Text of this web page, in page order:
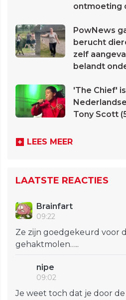
ontmoeting
PowNews
berucht
zelf
belandt
'The Chief'
Tony Scott
LEES MEER
LAATSTE REACTIES
Brainfart
09:22
Ze zijn goedgekeurd voor
gehaktmolen…..
nipe
09:02
Je weet toch dat je door